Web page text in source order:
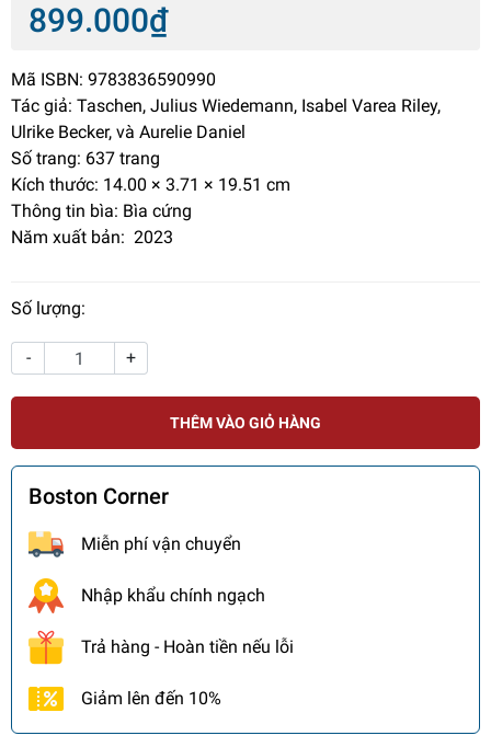
899.000₫
Mã ISBN: 9783836590990
Tác giả: Taschen, Julius Wiedemann, Isabel Varea Riley,
Ulrike Becker, và Aurelie Daniel
Số trang: 637 trang
Kích thước: 14.00 × 3.71 × 19.51 cm
Thông tin bìa: Bìa cứng
Năm xuất bản: 2023
Số lượng:
- +
THÊM VÀO GIỎ HÀNG
Boston Corner
Miễn phí vận chuyển
Nhập khẩu chính ngạch
Trả hàng - Hoàn tiền nếu lỗi
Giảm lên đến 10%